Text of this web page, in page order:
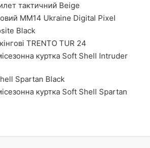
тактичний Beige
ММ14 Ukraine Digital Pixel
Black
TRENTO TUR 24
куртка Soft Shell Intruder
Spartan Black
куртка Soft Shell Spartan